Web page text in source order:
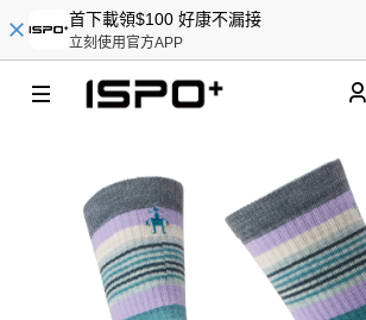
首下載領$100 好康不漏接
立刻使用官方APP